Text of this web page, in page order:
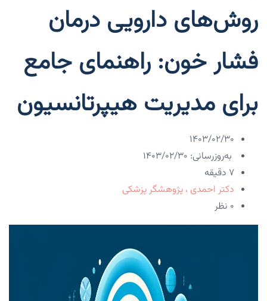
روش‌های دارویی درمان
فشار خون: راهنمای جامع
برای مدیریت هیپرتانسیون
۱۴۰۳/۰۲/۳۰
به‌روزرسانی: ۱۴۰۳/۰۲/۳۰
7 دقیقه
دکتر احمدی ، پژوهشگر پزشکی
۰ نظر